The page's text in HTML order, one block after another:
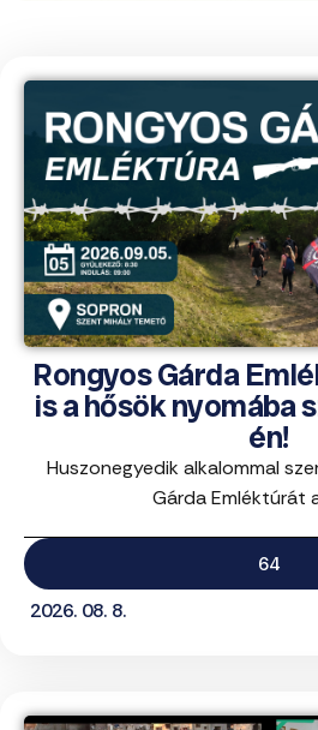
Rongyos Gárda
is a hősök nyomába
én!
Huszonegyedik alkalommal
Gárda Emléktúrát
64
2026. 08. 8.